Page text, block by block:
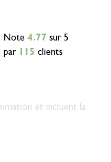
Note 4.77 sur 5
par
115 clients
et incluent la